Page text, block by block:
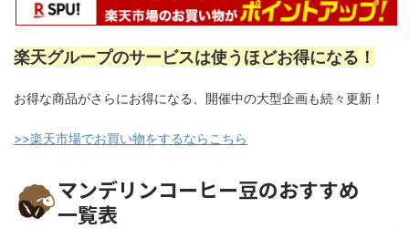
楽天グループのサービスは使うほどお得になる！
お得な商品がさらにお得になる、開催中の大型企画も続々更新！
>>楽天市場でお買い物をするならこちら
マンデリンコーヒー豆のおすすめ
一覧表